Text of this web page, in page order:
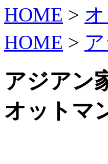
HOME >
HOME >
アジアン
オットマ